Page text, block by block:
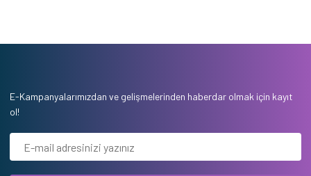
E-Kampanyalarımızdan ve gelişmelerinden haberdar olmak için kayıt
ol!